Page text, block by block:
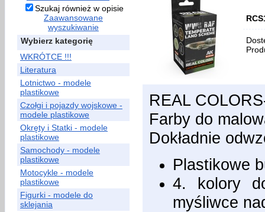
Szukaj również w opisie
Zaawansowane
wyszukiwanie
Wybierz kategorię
WKRÓTCE !!!
Literatura
Lotnictwo - modele
plastikowe
Czołgi i pojazdy wojskowe -
modele plastikowe
Okręty i Statki - modele
plastikowe
Samochody - modele
plastikowe
Motocykle - modele
plastikowe
Figurki - modele do
sklejania
REAL
Farby do
Dokładnie
Plastikowe
4. kolory
myśliwce